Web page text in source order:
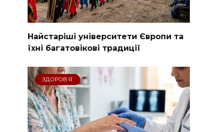
Найстаріші університети Європи та
їхні багатовікові традиції
ЗДОРОВʼЯ